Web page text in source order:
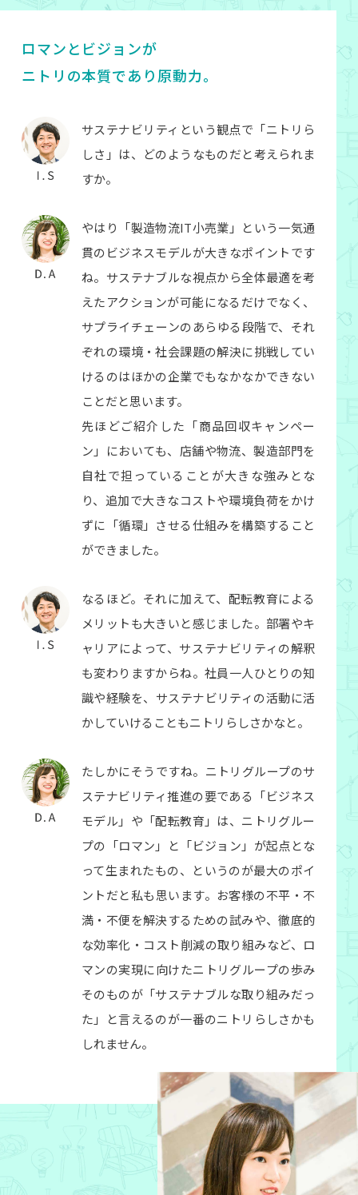
ロマンとビジョンが
ニトリの本質であり原動力。
サステナビリティという観点で「ニトリら
しさ」は、どのようなものだと考えられま
すか。
やはり「製造物流IT小売業」という一気通
貫のビジネスモデルが大きなポイントです
ね。サステナブルな視点から全体最適を考
えたアクションが可能になるだけでなく、
サプライチェーンのあらゆる段階で、それ
ぞれの環境・社会課題の解決に挑戦してい
けるのはほかの企業でもなかなかできない
ことだと思います。
先ほどご紹介した「商品回収キャンペー
ン」においても、店舗や物流、製造部門を
自社で担っていることが大きな強みとな
り、追加で大きなコストや環境負荷をかけ
ずに「循環」させる仕組みを構築すること
ができました。
なるほど。それに加えて、配転教育による
メリットも大きいと感じました。部署やキ
ャリアによって、サステナビリティの解釈
も変わりますからね。社員一人ひとりの知
識や経験を、サステナビリティの活動に活
かしていけることもニトリらしさかなと。
たしかにそうですね。ニトリグループのサ
ステナビリティ推進の要である「ビジネス
モデル」や「配転教育」は、ニトリグルー
プの「ロマン」と「ビジョン」が起点とな
って生まれたもの、というのが最大のポイ
ントだと私も思います。お客様の不平・不
満・不便を解決するための試みや、徹底的
な効率化・コスト削減の取り組みなど、ロ
マンの実現に向けたニトリグループの歩み
そのものが「サステナブルな取り組みだっ
た」と言えるのが一番のニトリらしさかも
しれません。